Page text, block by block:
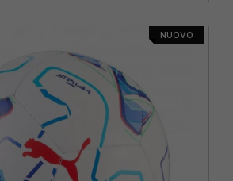
NUOVO